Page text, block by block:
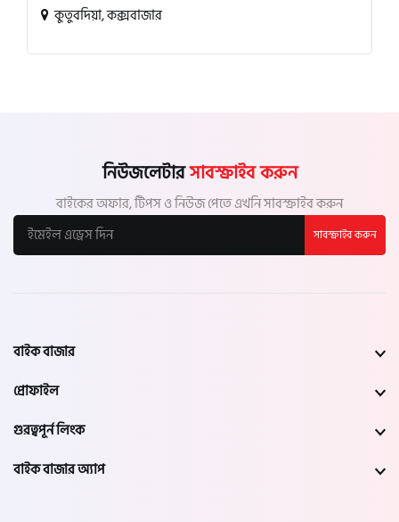
কুতুবদিয়া, কক্সবাজার
নিউজলেটারসাবস্ক্রাইব করুন
বাইকের অফার, টিপস ও নিউজ পেতে এখনি সাবস্ক্রাইব করুন
সাবস্ক্রাইব করুন
বাইক বাজার
প্রোফাইল
গুরত্বপূর্ন লিংক
বাইক বাজার অ্যাপ